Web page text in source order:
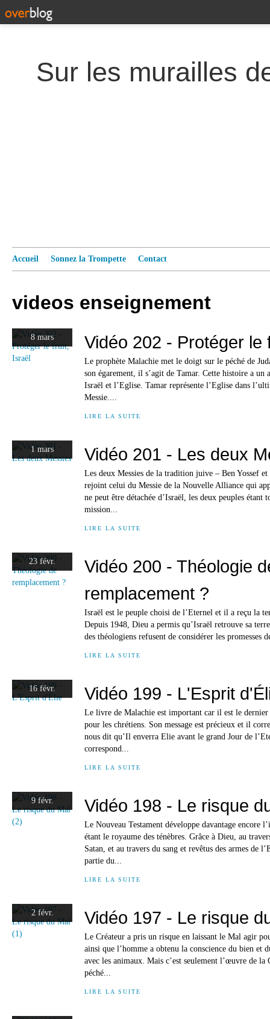
Accueil Sonnez la Trompette Contact
videos enseignement
8 mars Vidéo 202 - Protéger le
Le prophète Malachie met le doigt sur le péché de
son égarement, il s’agit de Tamar. Cette histoire a un
Israël et l’Eglise. Tamar représente l’Eglise dans
Messie....
LIRE LA SUITE
1 mars Vidéo 201 - Les deux
Les deux Messies de la tradition juive – Ben Yossef
rejoint celui du Messie de la Nouvelle Alliance qui
ne peut être détachée d’Israël, les deux peuples étant
mission...
LIRE LA SUITE
23 févr.
Vidéo 200 - Théologie
remplacement ?
Israël est le peuple choisi de l’Eternel et il a reçu la
Depuis 1948, Dieu a permis qu’Israël retrouve sa
des théologiens refusent de considérer les promesses
LIRE LA SUITE
16 févr. Vidéo 199 - L'Esprit
Le livre de Malachie est important car il est le
pour les chrétiens. Son message est précieux et il
nous dit qu’Il enverra Elie avant le grand Jour de
correspond...
LIRE LA SUITE
9 févr. Vidéo 198 - Le risque
Le Nouveau Testament développe davantage encore
étant le royaume des ténèbres. Grâce à Dieu, au
Satan, et au travers du sang et revêtus des armes de
partie du...
LIRE LA SUITE
2 févr. Vidéo 197 - Le risque
Le Créateur a pris un risque en laissant le Mal agir
ainsi que l’homme a obtenu la conscience du bien et
avec les animaux. Mais c’est seulement l’œuvre de
péché...
LIRE LA SUITE